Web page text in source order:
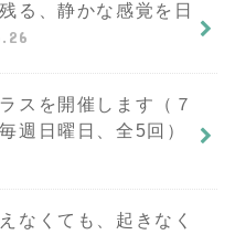
る、静かな感覚を日
スを開催します（７
週日曜日、全5回）
なくても、起きなく